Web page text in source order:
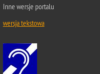
Inne wersje portalu
wersja tekstowa